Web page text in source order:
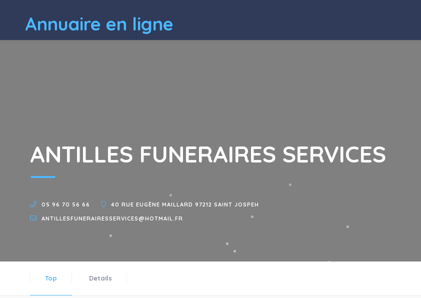
Annuaire en ligne
ANTILLES FUNERAIRES SERVICES
05 96 70 56 66
40 RUE EUGÈNE MAILLARD 97212 SAINT JOSPEH
ANTILLESFUNERAIRESSERVICES@HOTMAIL.FR
Top Details